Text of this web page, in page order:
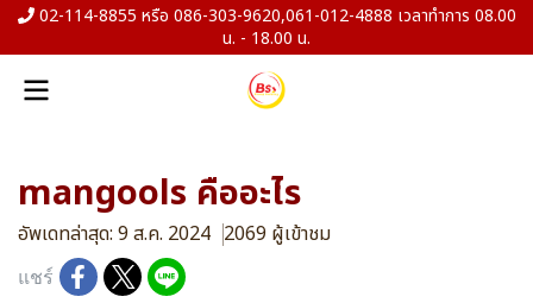
02-114-8855 หรือ 086-303-9620,061-012-4888 เวลาทำการ 08.00
น. - 18.00 น.
mangools คืออะไร
อัพเดทล่าสุด: 9 ส.ค. 2024 2069 ผู้เข้าชม
แชร์